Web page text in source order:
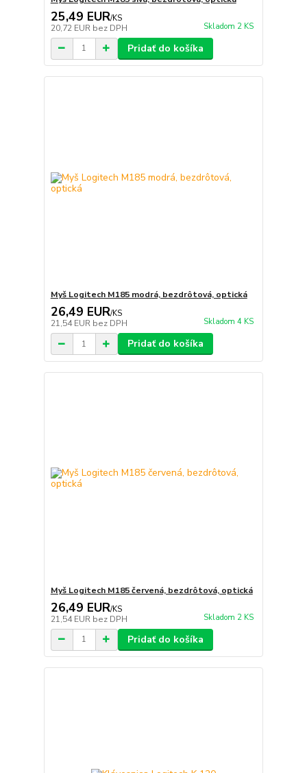
25,49 EUR/KS
20,72 EUR bez DPH Skladom 2 KS
Pridať do košíka
Myš Logitech M185 modrá, bezdrôtová, optická
26,49 EUR/KS
21,54 EUR bez DPH Skladom 4 KS
Pridať do košíka
Myš Logitech M185 červená, bezdrôtová, optická
26,49 EUR/KS
21,54 EUR bez DPH Skladom 2 KS
Pridať do košíka